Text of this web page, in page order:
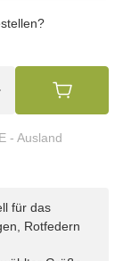
- Ausland
für das
Rotfedern